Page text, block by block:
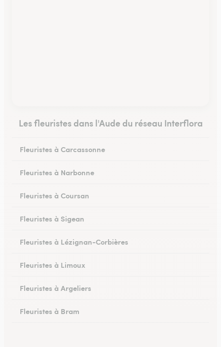
Les fleuristes dans l'Aude du réseau Interflora
Fleuristes à Carcassonne
Fleuristes à Narbonne
Fleuristes à Coursan
Fleuristes à Sigean
Fleuristes à Lézignan-Corbières
Fleuristes à Limoux
Fleuristes à Argeliers
Fleuristes à Bram